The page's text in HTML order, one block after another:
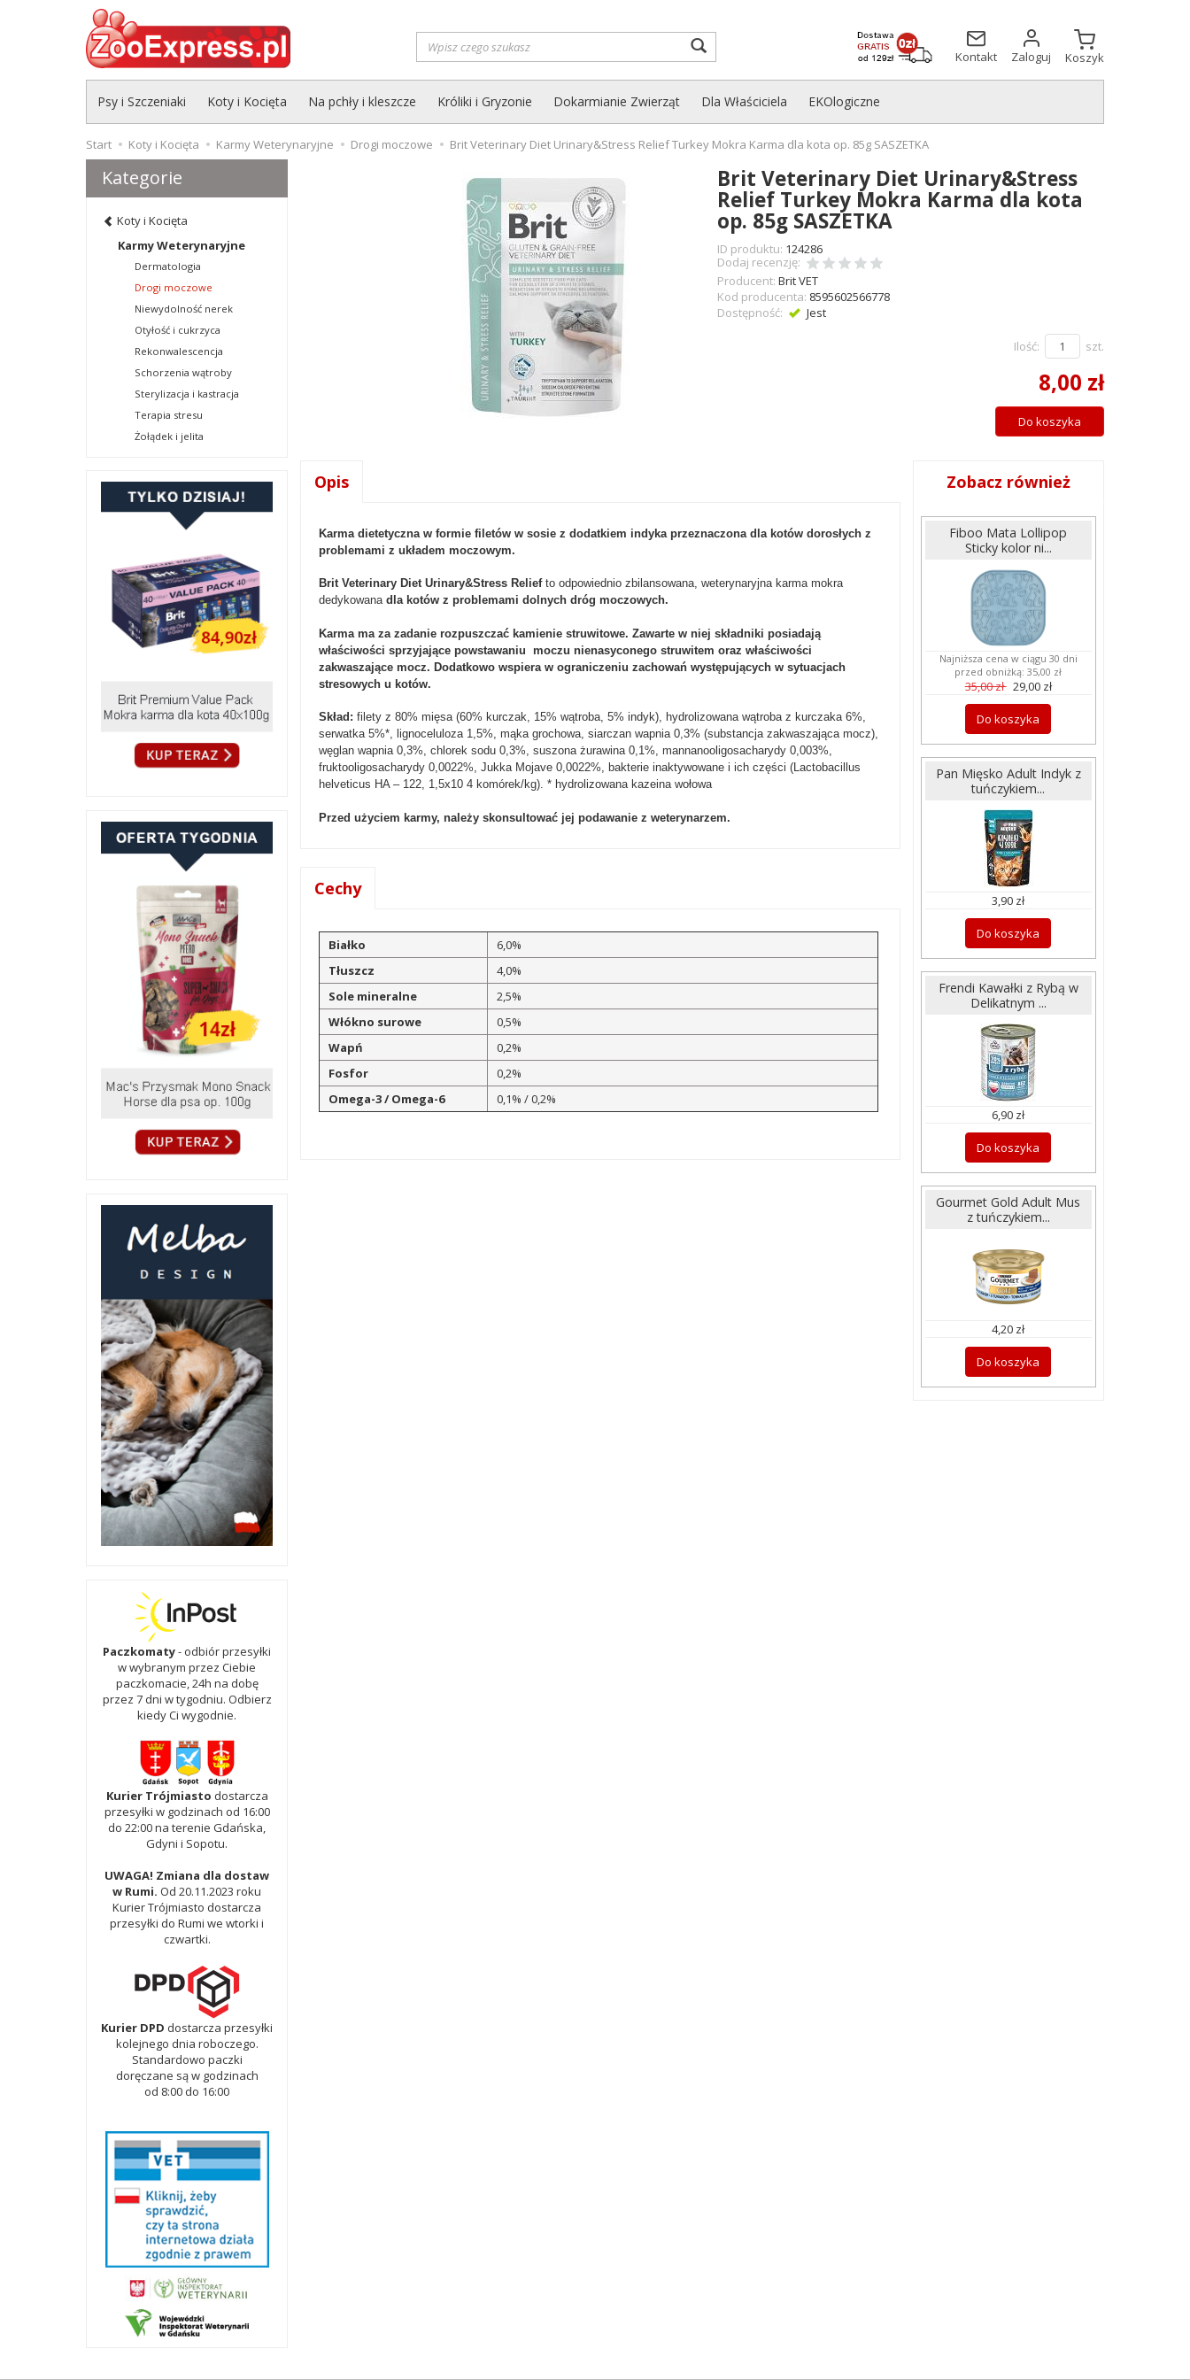
Kontakt
Zaloguj Koszyk
Psy i Szczeniaki Koty i Kocięta Na pchły i kleszcze Króliki i Gryzonie Dokarmianie Zwierząt Dla Właściciela EKOlogiczne
Start Koty i Kocięta Karmy Weterynaryjne Drogi moczowe Brit Veterinary Diet Urinary&Stress Relief Turkey Mokra Karma dla kota op. 85g SASZETKA
Brit Veterinary Diet Urinary&Stress
Relief Turkey Mokra Karma dla kota
op. 85g SASZETKA
ID produktu: 124286
Dodaj recenzję:
Producent: Brit VET
Kod producenta: 8595602566778
Dostępność:
Jest
Ilość: szt.
8,00 zł
Do koszyka
Opis
Karma dietetyczna w formie filetów w sosie z dodatkiem indyka przeznaczona dla kotów dorosłych z
problemami z układem moczowym.
Brit Veterinary Diet Urinary&Stress Reliefto odpowiednio zbilansowana, weterynaryjna karma mokra
dedykowanadla kotów z problemami dolnych dróg moczowych.
Karma ma za zadanie rozpuszczać kamienie struwitowe. Zawarte w niej składniki posiadają
właściwości sprzyjające powstawaniu moczu nienasyconego struwitem oraz właściwości
zakwaszające mocz. Dodatkowo wspiera w ograniczeniu zachowań występujących w sytuacjach
stresowych u kotów.
Skład: filety z 80% mięsa (60% kurczak, 15% wątroba, 5% indyk), hydrolizowana wątroba z kurczaka 6%,
serwatka 5%*, lignoceluloza 1,5%, mąka grochowa, siarczan wapnia 0,3% (substancja zakwaszająca mocz),
węglan wapnia 0,3%, chlorek sodu 0,3%, suszona żurawina 0,1%, mannanooligosacharydy 0,003%,
fruktooligosacharydy 0,0022%, Jukka Mojave 0,0022%, bakterie inaktywowane i ich części (Lactobacillus
helveticus HA – 122, 1,5x10 4 komórek/kg). * hydrolizowana kazeina wołowa
Przed użyciem karmy, należy skonsultować jej podawanie z weterynarzem.
Cechy
Białko
6,0%
Tłuszcz
4,0%
Sole mineralne
2,5%
Włókno surowe
0,5%
Wapń
0,2%
Fosfor
0,2%
Omega-3 / Omega-6
0,1% / 0,2%
Zobacz również
Fiboo Mata Lollipop
Sticky kolor ni...
Najniższa cena w ciągu 30 dni
przed obniżką:35,00 zł
35,00 zł 29,00 zł
Do koszyka
Pan Mięsko Adult Indyk z
tuńczykiem...
3,90 zł
Do koszyka
Frendi Kawałki z Rybą w
Delikatnym ...
6,90 zł
Do koszyka
Gourmet Gold Adult Mus
z tuńczykiem...
4,20 zł
Do koszyka
Kategorie
Koty i Kocięta
Karmy Weterynaryjne
Dermatologia
Drogi moczowe
Niewydolność nerek
Otyłość i cukrzyca
Rekonwalescencja
Schorzenia wątroby
Sterylizacja i kastracja
Terapia stresu
Żołądek i jelita
Paczkomaty- odbiór przesyłki
w wybranym przez Ciebie
paczkomacie, 24h na dobę
przez 7 dni w tygodniu. Odbierz
kiedy Ci wygodnie.
Kurier Trójmiasto dostarcza
przesyłki w godzinach od 16:00
do 22:00 na terenie Gdańska,
Gdyni i Sopotu.
UWAGA! Zmiana dla dostaw
w Rumi. Od 20.11.2023 roku
Kurier Trójmiasto dostarcza
przesyłki do Rumi we wtorki i
czwartki.
Kurier DPD dostarcza przesyłki
kolejnego dnia roboczego.
Standardowo paczki
doręczane są w godzinach
od 8:00 do 16:00